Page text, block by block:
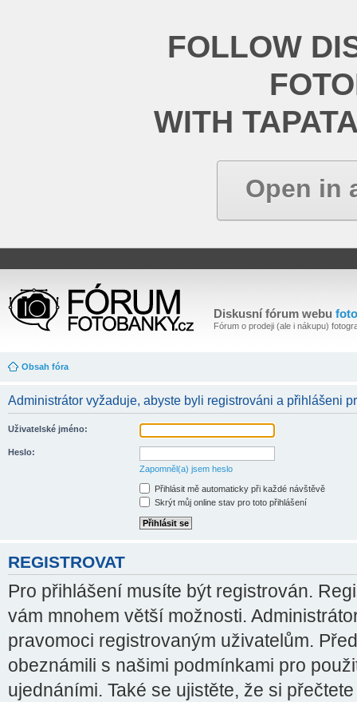
FOLLOW
WITH
Open in
Diskusní fórum webu
Fórum o prodeji (ale i nákupu)
Obsah fóra
Administrátor vyžaduje, abyste byli registrováni a přihlášeni
Uživatelské jméno:
Heslo:
Zapomněl(a) jsem heslo
Přihlásit mě automaticky při každé návštěvě
Skrýt můj online stav pro toto přihlášení
REGISTROVAT
Pro přihlášení musíte být registrován.
vám mnohem větší možnosti.
pravomoci registrovaným uživatelům.
obeznámili s našimi podmínkami pro
ujednáními. Také se ujistěte, že si